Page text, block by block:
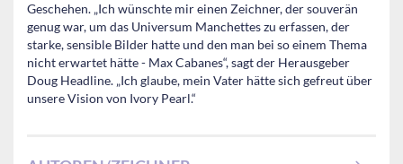
Geschehen. „Ich wünschte mir einen Zeichner, der souverän
genug war, um das Universum Manchettes zu erfassen, der
starke, sensible Bilder hatte und den man bei so einem Thema
nicht erwartet hätte - Max Cabanes“, sagt der Herausgeber
Doug Headline. „Ich glaube, mein Vater hätte sich gefreut über
unsere Vision von Ivory Pearl.“